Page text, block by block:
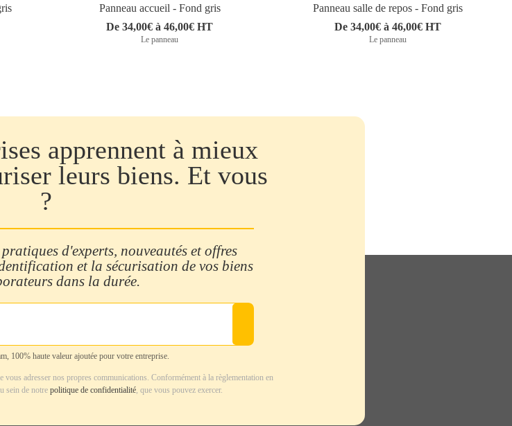
Panneau accueil - Fond gris
De 34,00€ à 46,00€ HT
Le panneau
Panneau salle de repos - Fond gris
De 34,00€ à 46,00€ HT
Le panneau
apprennent à mieux
leurs biens. Et vous
?
d'experts, nouveautés et offres
et la sécurisation de vos biens
dans la durée.
100% haute valeur ajoutée pour votre entreprise.
adresser nos propres communications. Conformément à la règlementation en
sein de notre politique de confidentialité, que vous pouvez exercer.